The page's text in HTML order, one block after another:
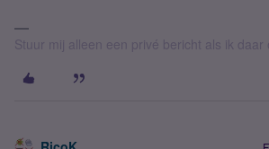
Stuur mij alleen een privé bericht als ik daar